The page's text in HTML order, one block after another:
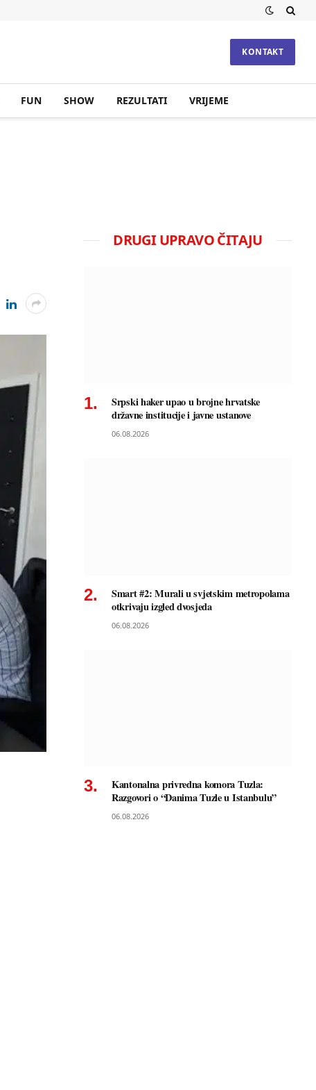
KONTAKT
FUN SHOW REZULTATI VRIJEME
DRUGI UPRAVO ČITAJU
Srpski haker upao u brojne hrvatske
državne institucije i javne ustanove
06.08.2026
Smart #2: Murali u svjetskim metropolama
otkrivaju izgled dvosjeda
06.08.2026
Kantonalna privredna komora Tuzla:
Razgovori o “Danima Tuzle u Istanbulu”
06.08.2026